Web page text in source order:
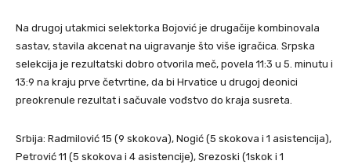
Na drugoj utakmici selektorka Bojović je drugačije kombinovala
sastav, stavila akcenat na uigravanje što više igračica. Srpska
selekcija je rezultatski dobro otvorila meč, povela 11:3 u 5. minutu i
13:9 na kraju prve četvrtine, da bi Hrvatice u drugoj deonici
preokrenule rezultat i sačuvale vođstvo do kraja susreta.
Srbija: Radmilović 15 (9 skokova), Nogić (5 skokova i 1 asistencija),
Petrović 11 (5 skokova i 4 asistencije), Srezoski (1skok i 1